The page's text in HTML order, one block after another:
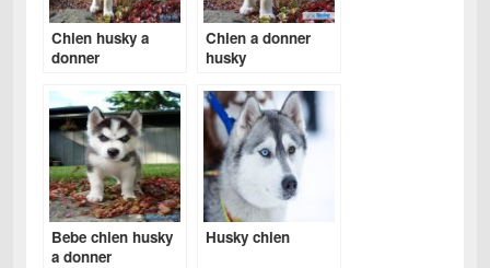
Chien husky a
donner
Chien a donner
husky
Bebe chien husky
a donner
Husky chien